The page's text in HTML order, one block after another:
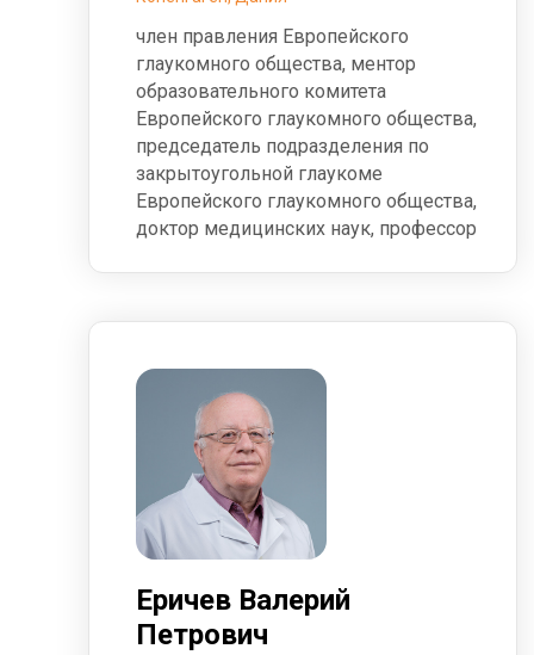
член правления Европейского
глаукомного общества, ментор
образовательного комитета
Европейского глаукомного общества,
председатель подразделения по
закрытоугольной глаукоме
Европейского глаукомного общества,
доктор медицинских наук, профессор
Еричев Валерий
Петрович